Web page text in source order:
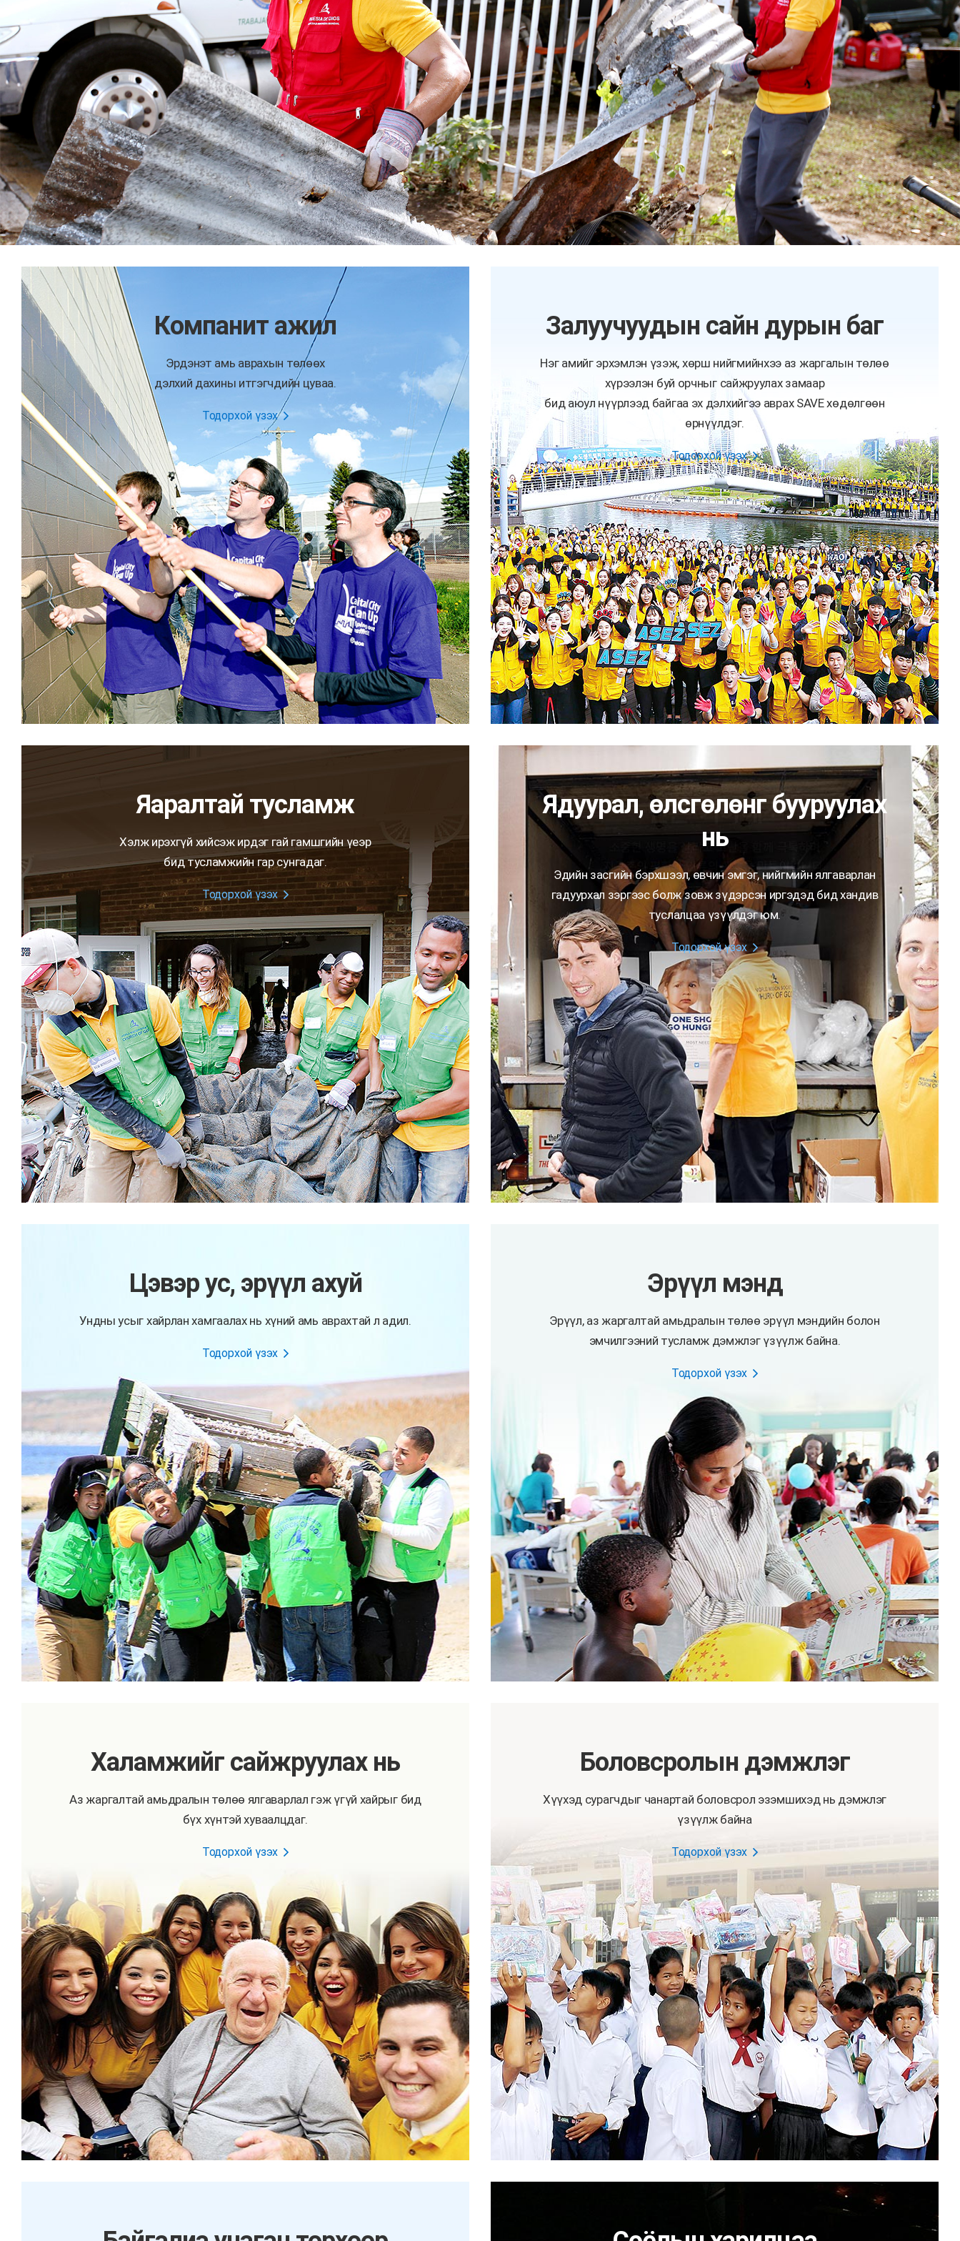
Компанит ажил
Эрдэнэт амь аврахын төлөөх
дэлхий дахины итгэгчдийн цуваа.
Тодорхой үзэх
Залуучуудын сайн дурын баг
Нэг амийг эрхэмлэн үзэж, хөрш нийгмийнхээ аз жаргалын төлөө
хүрээлэн буй орчныг сайжруулах замаар
бид аюул нүүрлээд байгаа эх дэлхийгээ аврах SAVE хөдөлгөөн
өрнүүлдэг.
Тодорхой үзэх
Яаралтай тусламж
Хэлж ирэхгүй хийсэж ирдэг гай гамшгийн үеэр
бид тусламжийн гар сунгадаг.
Тодорхой үзэх
Ядуурал, өлсгөлөнг бууруулах
нь
Эдийн засгийн бэрхшээл, өвчин эмгэг, нийгмийн ялгаварлан
гадуурхал зэргээс болж зовж зүдэрсэн иргэдэд бид хандив
туслалцаа үзүүлдэг юм.
Тодорхой үзэх
Цэвэр ус, эрүүл ахуй
Ундны усыг хайрлан хамгаалах нь хүний амь аврахтай л адил.
Тодорхой үзэх
Эрүүл мэнд
Эрүүл, аз жаргалтай амьдралын төлөө эрүүл мэндийн болон
эмчилгээний тусламж дэмжлэг үзүүлж байна.
Тодорхой үзэх
Халамжийг сайжруулах нь
Аз жаргалтай амьдралын төлөө ялгаварлал гэж үгүй хайрыг бид
бүх хүнтэй хуваалцдаг.
Тодорхой үзэх
Боловсролын дэмжлэг
Хүүхэд сурагчдыг чанартай боловсрол эзэмшихэд нь дэмжлэг
үзүүлж байна
Тодорхой үзэх